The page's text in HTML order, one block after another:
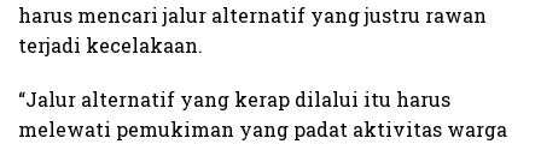
harus mencari jalur alternatif yang justru rawan
terjadi kecelakaan.
“Jalur alternatif yang kerap dilalui itu harus
melewati pemukiman yang padat aktivitas warga